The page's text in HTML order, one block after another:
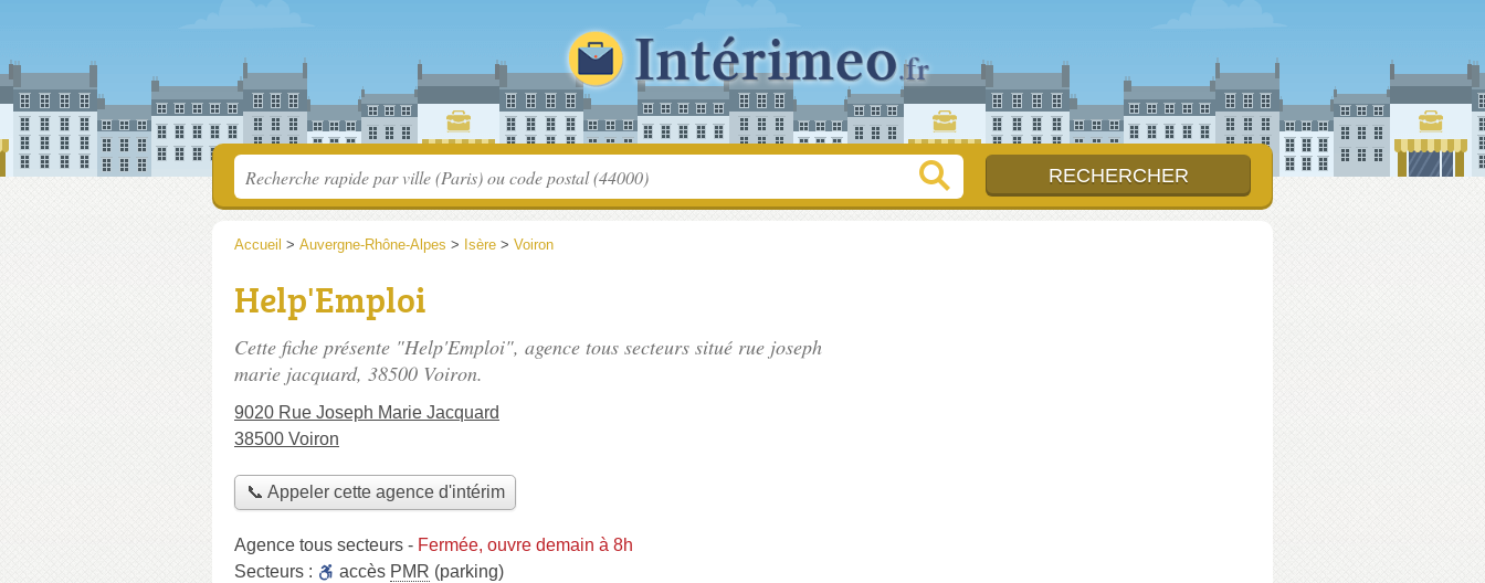
Accueil > Auvergne-Rhône-Alpes > Isère > Voiron
Help'Emploi
Cette fiche présente "Help'Emploi", agence tous secteurs situé rue joseph
marie jacquard, 38500 Voiron.
9020 Rue Joseph Marie Jacquard
38500 Voiron
📞 Appeler cette agence d'intérim
Agence tous secteurs - Fermée, ouvre demain à 8h
Secteurs :
accès PMR (parking)